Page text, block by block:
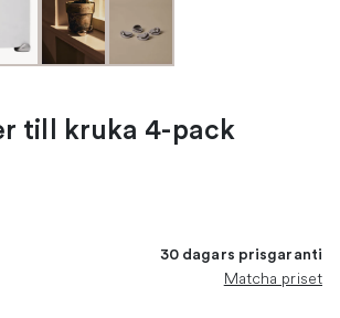
till kruka 4-pack
30 dagars prisgaranti
Matcha priset